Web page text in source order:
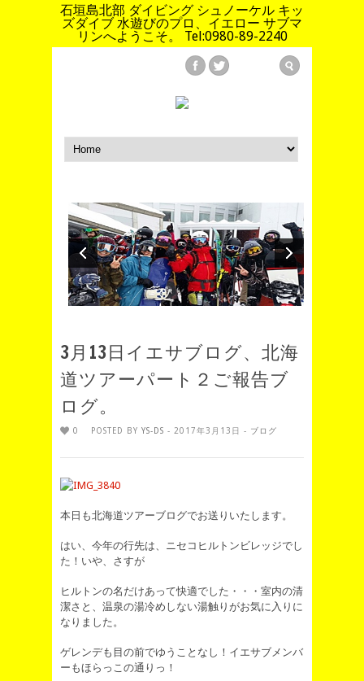
石垣島北部 ダイビング シュノーケル キッ
ズダイブ 水遊びのプロ、イエロー サブマ
リンへようこそ。 Tel:0980-89-2240
3月13日イエサブログ、北海
道ツアーパート２ご報告ブ
ログ。
0 POSTED BY YS-DS - 2017年3月13日 - ブログ
本日も北海道ツアーブログでお送りいたします。
はい、今年の行先は、ニセコヒルトンビレッジでし
た！いや、さすが
ヒルトンの名だけあって快適でした・・・室内の清
潔さと、温泉の湯冷めしない湯触りがお気に入りに
なりました。
ゲレンデも目の前でゆうことなし！イエサブメンバ
ーもほらっこの通りっ！